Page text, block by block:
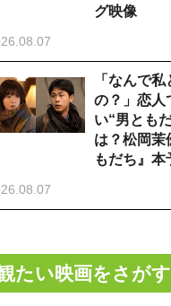
グ映像
「なんで
の？」恋人
い“男とも
は？松岡茉
もだち』本
たい映画をさがす